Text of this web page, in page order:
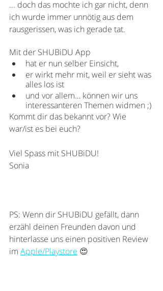
... doch das mochte ich gar nicht, denn
ich wurde immer unnötig aus dem
rausgerissen, was ich gerade tat.
Mit der SHUBiDU App
hat er nun selber Einsicht,
er wirkt mehr mit, weil er sieht was
alles los ist
und vor allem… können wir uns
interessanteren Themen widmen ;)
Kommt dir das bekannt vor? Wie
war/ist es bei euch?
Viel Spass mit SHUBiDU!
Sonia
PS: Wenn dir SHUBiDU gefällt, dann
erzähl deinen Freunden davon und
hinterlasse uns einen positiven Review
im Apple/Playstore 😍